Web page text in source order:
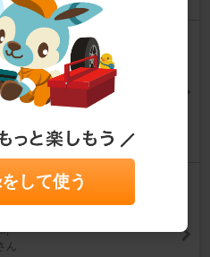
ドレスタイヤ組換ブリザ
855さん
ントタイヤ交換(2023.4.2
ん
して使う